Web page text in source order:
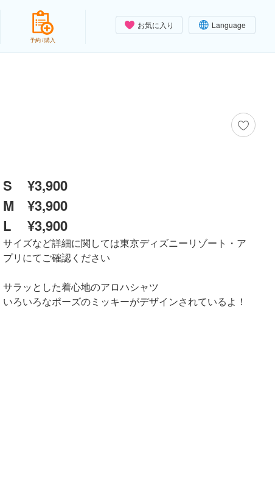
お気に入り Language
予約 / 購入
S
¥3,900
M ¥3,900
L
¥3,900
サイズなど詳細に関しては東京ディズニーリゾート・ア
プリにてご確認ください
サラッとした着心地のアロハシャツ
いろいろなポーズのミッキーがデザインされているよ！